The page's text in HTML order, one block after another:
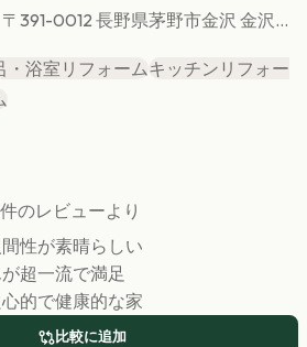
〒391-0012 長野県茅野市金沢 金沢...
・浴室リフォームキッチンリフォー
件のレビューより
性が素晴らしい
超一流で満足
的で健康的な家
比較に追加